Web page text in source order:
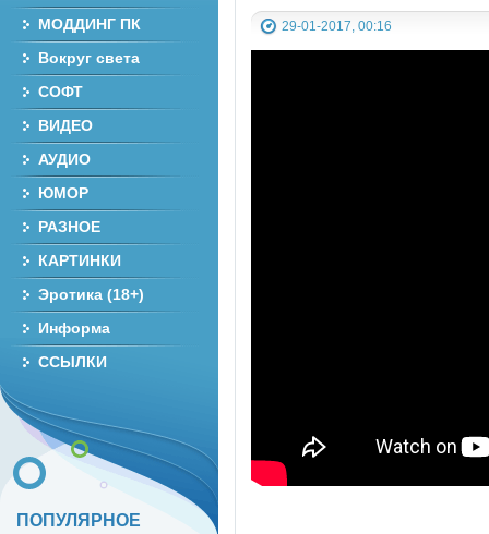
29-01-2017, 00:16
МОДДИНГ ПК
Вокруг света
СОФТ
ВИДЕО
АУДИО
ЮМОР
РАЗНОЕ
КАРТИНКИ
Эротика (18+)
Информа
ССЫЛКИ
ПОПУЛЯРНОЕ